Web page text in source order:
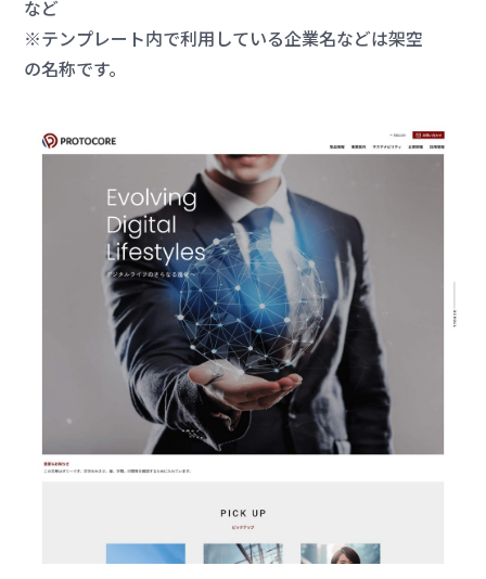
など
※テンプレート内で利用している企業名などは架空
の名称です。